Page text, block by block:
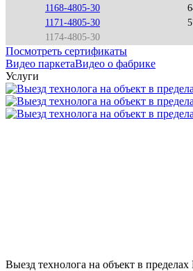
1168-4805-30
1171-4805-30
1174-4805-30
Посмотреть сертификаты
Видео паркетаВидео о фабрике
Услуги
Выезд технолога на объект в